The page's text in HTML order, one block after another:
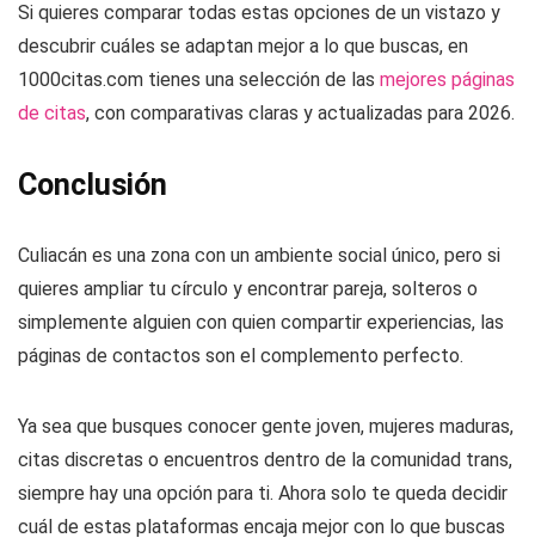
Si quieres comparar todas estas opciones de un vistazo y
descubrir cuáles se adaptan mejor a lo que buscas, en
1000citas.com tienes una selección de las mejores páginas
de citas, con comparativas claras y actualizadas para 2026.
Conclusión
Culiacán es una zona con un ambiente social único, pero si
quieres ampliar tu círculo y encontrar pareja, solteros o
simplemente alguien con quien compartir experiencias, las
páginas de contactos son el complemento perfecto.
Ya sea que busques conocer gente joven, mujeres maduras,
citas discretas o encuentros dentro de la comunidad trans,
siempre hay una opción para ti. Ahora solo te queda decidir
cuál de estas plataformas encaja mejor con lo que buscas